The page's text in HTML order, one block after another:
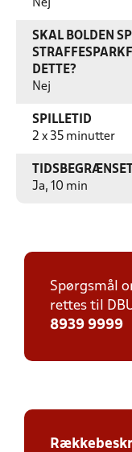
Nej
SKAL BOLDEN
DETTE?
Nej
SPILLETID
2 x 35 minutter
Ja, 10 min
Spørgsmål
rettes til
8939 9999